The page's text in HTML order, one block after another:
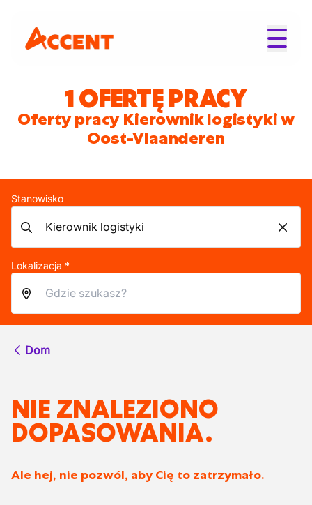
1 OFERTĘ PRACY
Oferty pracy Kierownik logistyki w
Oost-Vlaanderen
Stanowisko
Lokalizacja *
Dom
NIE ZNALEZIONO
DOPASOWANIA.
Ale hej, nie pozwól, aby Cię to zatrzymało.